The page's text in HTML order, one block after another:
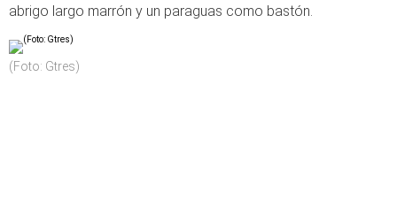
abrigo largo marrón y un paraguas como bastón.
(Foto: Gtres)